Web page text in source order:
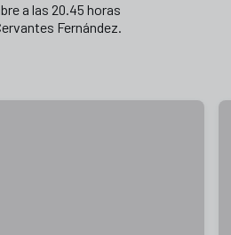
a las 20.45 horas
Fernández.